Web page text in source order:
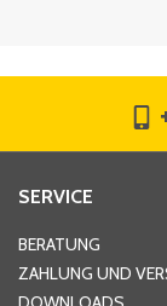
SERVICE
BERATUNG
ZAHLUNG UND